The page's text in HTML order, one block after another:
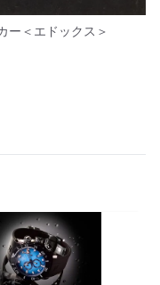
ー＜エドックス＞